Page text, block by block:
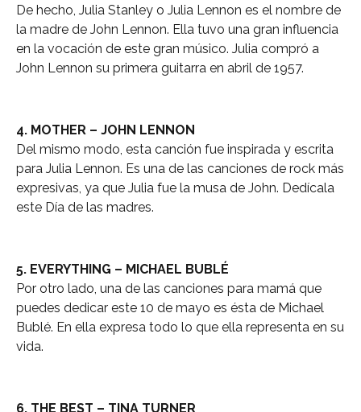
De hecho, Julia Stanley o Julia Lennon es el nombre de
la madre de John Lennon. Ella tuvo una gran influencia
en la vocación de este gran músico. Julia compró a
John Lennon su primera guitarra en abril de 1957.
4. MOTHER – JOHN LENNON
Del mismo modo, esta canción fue inspirada y escrita
para Julia Lennon. Es una de las canciones de rock más
expresivas, ya que Julia fue la musa de John. Dedícala
este Día de las madres.
5. EVERYTHING – MICHAEL BUBLÉ
Por otro lado, una de las canciones para mamá que
puedes dedicar este 10 de mayo es ésta de Michael
Bublé. En ella expresa todo lo que ella representa en su
vida.
6. THE BEST – TINA TURNER